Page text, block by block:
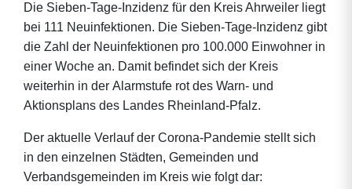
Die Sieben-Tage-Inzidenz für den Kreis Ahrweiler liegt
bei 111 Neuinfektionen. Die Sieben-Tage-Inzidenz gibt
die Zahl der Neuinfektionen pro 100.000 Einwohner in
einer Woche an. Damit befindet sich der Kreis
weiterhin in der Alarmstufe rot des Warn- und
Aktionsplans des Landes Rheinland-Pfalz.
Der aktuelle Verlauf der Corona-Pandemie stellt sich
in den einzelnen Städten, Gemeinden und
Verbandsgemeinden im Kreis wie folgt dar: